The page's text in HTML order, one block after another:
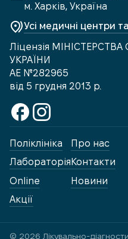
м. Харків, Україна
Усі медичні центри
Ліцензія
УКРАЇНИ
АЕ №282965
від 5 грудня 2013 р.
Поліклініка
Лабораторія
Online
Акції
Про нас
Контакти
Новини
© 2026 Лікувально-